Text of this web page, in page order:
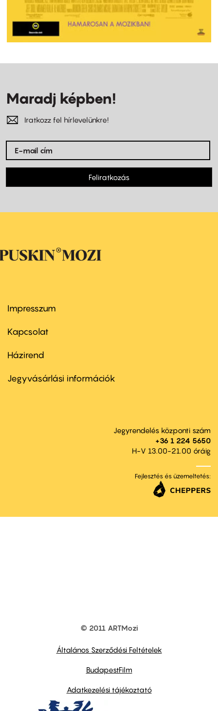
Maradj képben!
Iratkozz fel hírlevelünkre!
Feliratkozás
Footer
first
Impresszum
Kapcsolat
Footer
second
Házirend
Jegyvásárlási információk
Jegyrendelés központi szám
+36 1 224 5650
H-V 13.00-21.00 óráig
Fejlesztés és üzemeltetés:
© 2011 ARTMozi
Általános Szerződési Feltételek
BudapestFilm
Adatkezelési tájékoztató